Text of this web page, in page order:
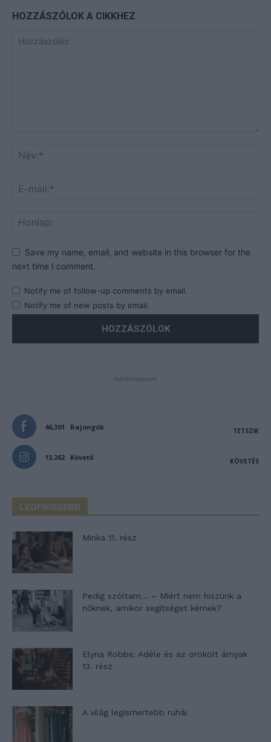
HOZZÁSZÓLOK A CIKKHEZ
Save my name, email, and website in this browser for the
next time I comment.
Notify me of follow-up comments by email.
Notify me of new posts by email.
- Advertisement -
46,301 Rajongók TETSZIK
13,262 Követő KÖVETÉS
LEGFRISSEBB
Minka 11. rész
Pedig szóltam… – Miért nem hiszünk a
nőknek, amikor segítséget kérnek?
Elyna Robbs: Adéle és az örökölt árnyak
13. rész
A világ legismertebb ruhái